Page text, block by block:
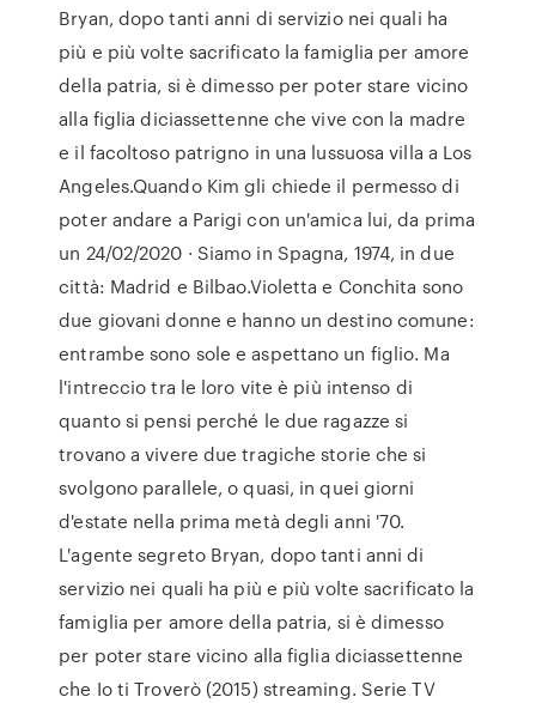
Bryan, dopo tanti anni di servizio nei quali ha
più e più volte sacrificato la famiglia per amore
della patria, si è dimesso per poter stare vicino
alla figlia diciassettenne che vive con la madre
e il facoltoso patrigno in una lussuosa villa a Los
Angeles.Quando Kim gli chiede il permesso di
poter andare a Parigi con un'amica lui, da prima
un 24/02/2020 · Siamo in Spagna, 1974, in due
città: Madrid e Bilbao.Violetta e Conchita sono
due giovani donne e hanno un destino comune:
entrambe sono sole e aspettano un figlio. Ma
l'intreccio tra le loro vite è più intenso di
quanto si pensi perché le due ragazze si
trovano a vivere due tragiche storie che si
svolgono parallele, o quasi, in quei giorni
d'estate nella prima metà degli anni '70.
L'agente segreto Bryan, dopo tanti anni di
servizio nei quali ha più e più volte sacrificato la
famiglia per amore della patria, si è dimesso
per poter stare vicino alla figlia diciassettenne
che Io ti Troverò (2015) streaming. Serie TV